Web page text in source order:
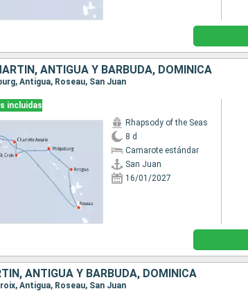
ANTIGUA Y BARBUDA, DOMINICA
Antigua, Roseau, San Juan
incluidas
Rhapsody of the Seas
8 d
Camarote estándar
San Juan
16/01/2027
ANTIGUA Y BARBUDA, DOMINICA
Antigua, Roseau, San Juan